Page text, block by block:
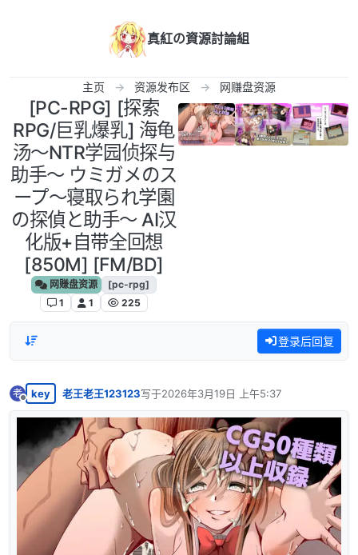
真紅の資源討論組
主页 资源发布区 网赚盘资源
[PC-RPG] [探索
RPG/巨乳爆乳] 海龟
汤〜NTR学园侦探与
助手〜 ウミガメのス
ープ〜寝取られ学園
の探偵と助手〜 AI汉
化版+自带全回想
[850M] [FM/BD]
网赚盘资源
[pc-rpg]
1
1 225
登录后回复
老
离线
key 老王老王123123写于2026年3月19日 上午5:37
最后由 编辑